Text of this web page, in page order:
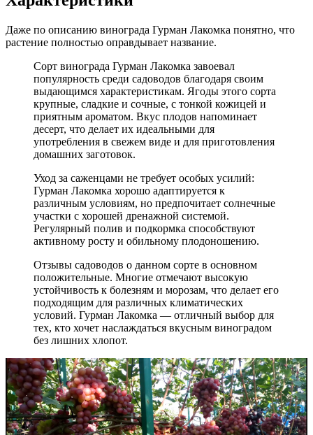
Даже по описанию винограда Гурман Лакомка понятно, что
растение полностью оправдывает название.
Сорт винограда Гурман Лакомка завоевал
популярность среди садоводов благодаря своим
выдающимся характеристикам. Ягоды этого сорта
крупные, сладкие и сочные, с тонкой кожицей и
приятным ароматом. Вкус плодов напоминает
десерт, что делает их идеальными для
употребления в свежем виде и для приготовления
домашних заготовок.
Уход за саженцами не требует особых усилий:
Гурман Лакомка хорошо адаптируется к
различным условиям, но предпочитает солнечные
участки с хорошей дренажной системой.
Регулярный полив и подкормка способствуют
активному росту и обильному плодоношению.
Отзывы садоводов о данном сорте в основном
положительные. Многие отмечают высокую
устойчивость к болезням и морозам, что делает его
подходящим для различных климатических
условий. Гурман Лакомка — отличный выбор для
тех, кто хочет наслаждаться вкусным виноградом
без лишних хлопот.